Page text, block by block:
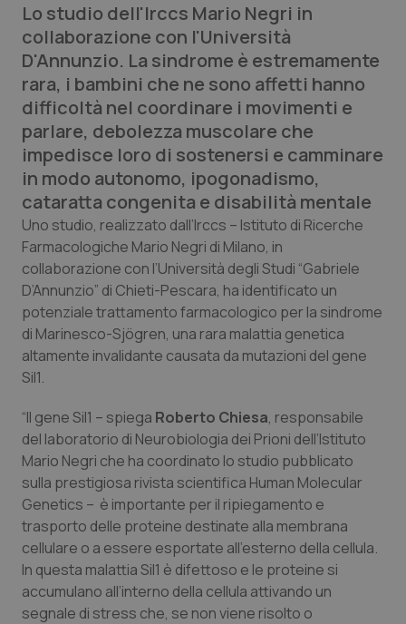
Lettere al direttore
Edizioni Regionali
QS Pro
Professionisti Sanitari.AI
Abruzzo
Basilicata
Calabria
Campania
Emilia-Romagna
Friuli Venezia Giulia
Lazio
Liguria
Lombardia
QS Pro Gold
Artrite & artrosi
Asma & BPCO
Car-T
Colesterolo & coronaropatie
Dermatite Atopica
Diabete & glucometri
Disturbi dell’umore
Dolore
QS Club Newsletter
Lo studio dell'Irccs Mario Negri in
collaborazione con l'Università
D'Annunzio. La sindrome è estremamente
rara, i bambini che ne sono affetti hanno
difficoltà nel coordinare i movimenti e
parlare, debolezza muscolare che
impedisce loro di sostenersi e camminare
in modo autonomo, ipogonadismo,
cataratta congenita e disabilità mentale
Uno studio, realizzato dall’Irccs – Istituto di Ricerche
Farmacologiche Mario Negri di Milano, in
collaborazione con l’Università degli Studi “Gabriele
D’Annunzio” di Chieti-Pescara, ha identificato un
potenziale trattamento farmacologico per la sindrome
di Marinesco-Sjögren, una rara malattia genetica
altamente invalidante causata da mutazioni del gene
Sil1.
“Il gene Sil1 – spiega Roberto Chiesa, responsabile
del laboratorio di Neurobiologia dei Prioni dell’Istituto
Mario Negri che ha coordinato lo studio pubblicato
sulla prestigiosa rivista scientifica Human Molecular
Genetics – è importante per il ripiegamento e
trasporto delle proteine destinate alla membrana
cellulare o a essere esportate all’esterno della cellula.
In questa malattia Sil1 è difettoso e le proteine si
accumulano all’interno della cellula attivando un
segnale di stress che, se non viene risolto o